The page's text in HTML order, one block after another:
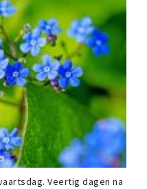
Veertig dagen na